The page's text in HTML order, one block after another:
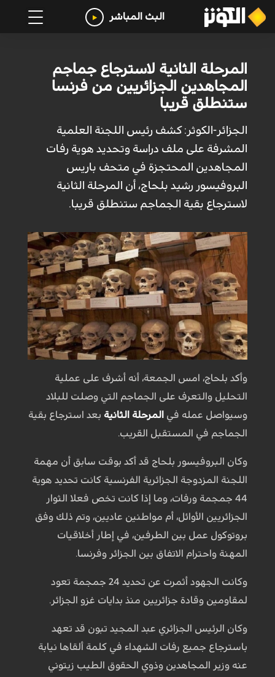
البث المباشر
المرحلة الثانية لاسترجاع جماجم
المجاهدين الجزائريين من فرنسا
ستنطلق قريبا
الجزائر-الكوثر: كشف رئيس اللجنة العلمية
المشرفة على ملف دراسة وتحديد هوية رفات
المجاهدين المحتجزة في متحف باريس
البروفيسور رشيد بلحاج، أن المرحلة الثانية
لاسترجاع بقية الجماجم ستنطلق قريبا.
وأكد بلحاج، امس الجمعة، أنه أشرف على عملية
التحليل والتعرف على الجماجم التي وصلت للبلاد
وسيواصل عمله في المرحلة الثانية بعد استرجاع بقية
الجماجم في المستقبل القريب.
وكان البروفيسور بلحاج قد أكد بوقت سابق أن مهمة
اللجنة المزدوجة الجزائرية الفرنسية كانت تحديد هوية
44 جمجمة ورفات، وما إذا كانت تخص فعلا الثوار
الجزائريين الأوائل، أم مواطنين عاديين، وتم ذلك وفق
بروتوكول عمل بين الطرفين، في إطار أخلاقيات
المهنة واحترام الاتفاق بين الجزائر وفرنسا.
وكانت الجهود أثمرت عن تحديد 24 جمجمة تعود
لمقاومين وقادة جزائريين منذ بدايات غزو الجزائر.
وكان الرئيس الجزائري عبد المجيد تبون قد تعهد
باسترجاع جميع رفات الشهداء في كلمة ألقاها نيابة
عنه وزير المجاهدين وذوي الحقوق الطيب زيتوني